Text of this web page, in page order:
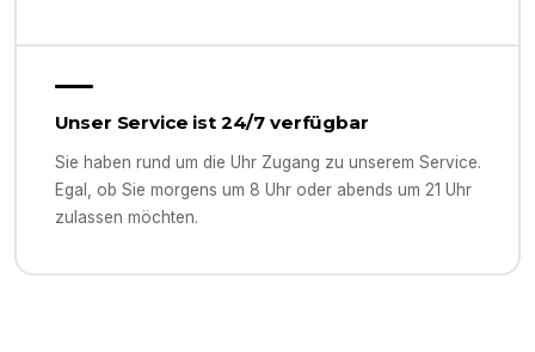
Unser Service ist 24/7 verfügbar
Sie haben rund um die Uhr Zugang zu unserem Service.
Egal, ob Sie morgens um 8 Uhr oder abends um 21 Uhr
zulassen möchten.